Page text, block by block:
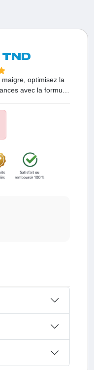
optimisez la
avec la formule